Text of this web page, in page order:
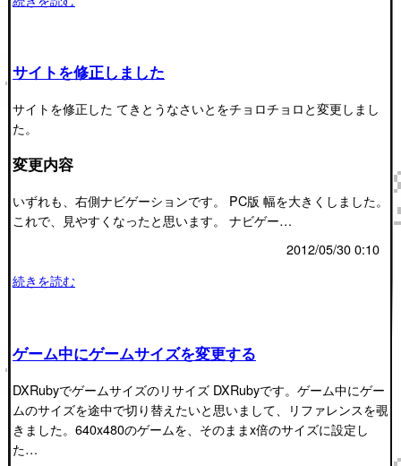
サイトを修正しました
サイトを修正した てきとうなさいとをチョロチョロと変更しまし
た。
変更内容
いずれも、右側ナビゲーションです。 PC版 幅を大きくしました。
これで、見やすくなったと思います。 ナビゲー…
2012/05/30 0:10
続きを読む
ゲーム中にゲームサイズを変更する
DXRubyでゲームサイズのリサイズ DXRubyです。ゲーム中にゲー
ムのサイズを途中で切り替えたいと思いまして、リファレンスを覗
きました。640x480のゲームを、そのままx倍のサイズに設定し
た…